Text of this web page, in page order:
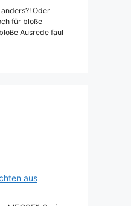
Oder
für bloße
Ausrede faul
aus